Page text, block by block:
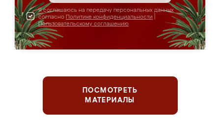
Я соглашаюсь на передачу персональных данных
согласно Политике конфиденциальности
Пользовательскому соглашению
ПОСМОТРЕТЬ
МАТЕРИАЛЫ